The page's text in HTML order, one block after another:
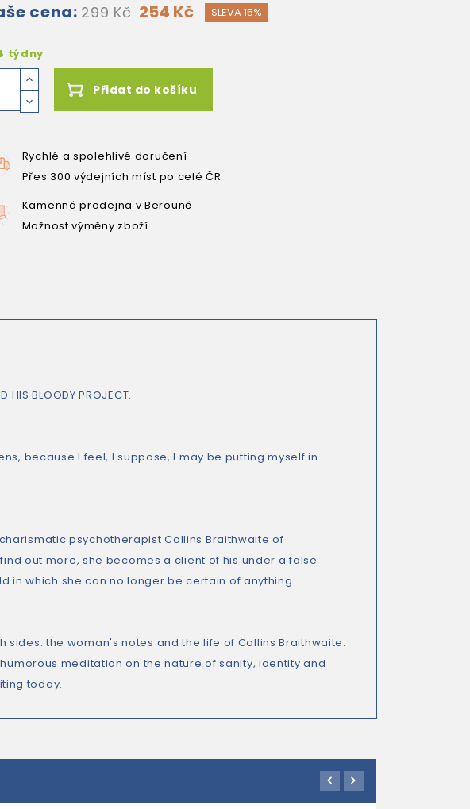
cena: 299 Kč 254 Kč SLEVA 15%
týdny
Přidat do košíku
Rychlé a spolehlivé doručení
Přes 300 výdejních míst po celé ČR
Kamenná prodejna v Berouně
Možnost výměny zboží
HIS BLOODY PROJECT.
because I feel, I suppose, I may be putting myself in
psychotherapist Collins Braithwaite of
out more, she becomes a client of his under a false
in which she can no longer be certain of anything.
sides: the woman's notes and the life of Collins Braithwaite.
meditation on the nature of sanity, identity and
today.